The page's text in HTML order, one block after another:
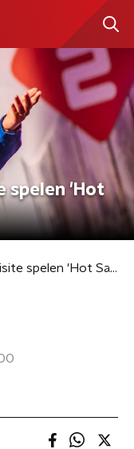
spelen 'Hot
Pete Philly & Perquisite spelen 'Hot Sauce' live @ Blokhuis